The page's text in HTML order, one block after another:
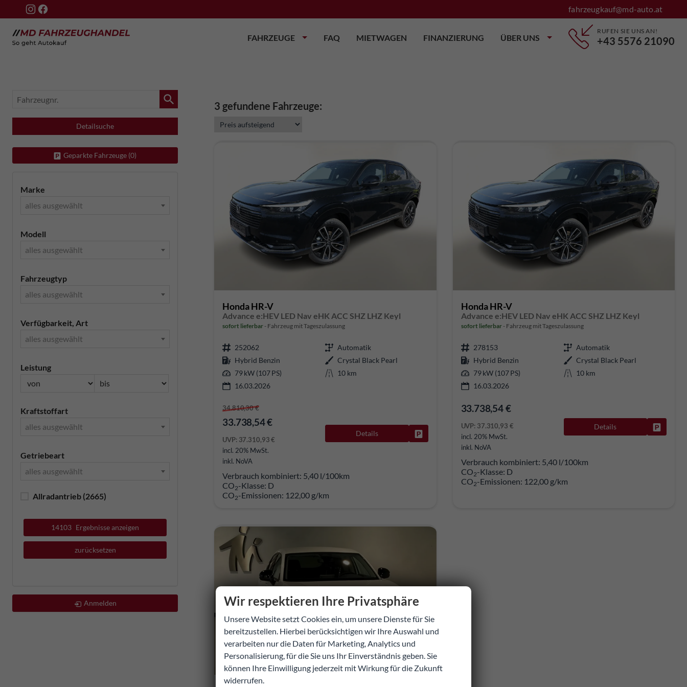
fahrzeugkauf@md-auto.at
FAHRZEUGE FAQ MIETWAGEN FINANZIERUNG ÜBER UNS
RUFEN SIE UNS AN!
+43 5576 21090
3 gefundene Fahrzeuge:
Honda HR-V
Advance e:HEV LED Nav eHK ACC SHZ LHZ Keyl
sofort lieferbar Fahrzeug mit Tageszulassung
252062
Automatik
Hybrid Benzin
Crystal Black Pearl
79 kW (107 PS)
10 km
16.03.2026
34.810,30 €
33.738,54 €
UVP: 37.310,93 €
incl. 20% MwSt.
inkl. NoVA
Details Fahrzeug parken
Verbrauch kombiniert: 5,40 l/100km
CO2-Klasse: D
CO2-Emissionen: 122,00 g/km
Honda HR-V
Advance e:HEV LED Nav eHK ACC SHZ LHZ Keyl
sofort lieferbar Fahrzeug mit Tageszulassung
278153
Automatik
Hybrid Benzin
Crystal Black Pearl
79 kW (107 PS)
10 km
16.03.2026
33.738,54 €
UVP: 37.310,93 €
incl. 20% MwSt.
inkl. NoVA
Details
Verbrauch kombiniert: 5,40 l/100km
CO2-Klasse: D
CO2-Emissionen: 122,00 g/km
Fahrzeugnr.
Detailsuche
Geparkte Fahrzeuge (0)
Marke
alles ausgewählt
Modell
alles ausgewählt
Fahrzeugtyp
alles ausgewählt
Verfügbarkeit, Art
alles ausgewählt
Leistung
Kraftstoffart
alles ausgewählt
Getriebeart
alles ausgewählt
Allradantrieb (2665)
14103 Ergebnisse anzeigen
zurücksetzen
Anmelden Wir respektieren Ihre Privatsphäre
Unsere Website setzt Cookies ein, um unsere Dienste für Sie
bereitzustellen. Hierbei berücksichtigen wir Ihre Auswahl und
verarbeiten nur die Daten für Marketing, Analytics und
Personalisierung, für die Sie uns Ihr Einverständnis geben. Sie
können Ihre Einwilligung jederzeit mit Wirkung für die Zukunft
widerrufen.